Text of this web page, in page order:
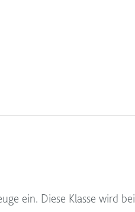
ein. Diese Klasse wird bei